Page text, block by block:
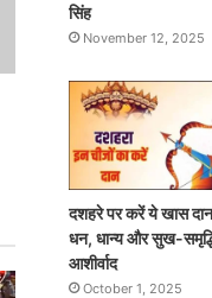
सिंह
November 12, 2025
दशहरे पर करें ये खास
धन, धान्य और सुख-
आशीर्वाद
October 1, 2025